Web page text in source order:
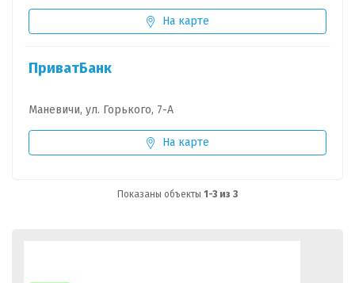
На карте
ПриватБанк
Маневичи, ул. Горького, 7-А
На карте
Показаны объекты 1-3 из 3